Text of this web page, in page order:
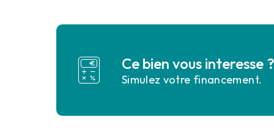
Ce bien vous interesse ?
Simulez votre financement.